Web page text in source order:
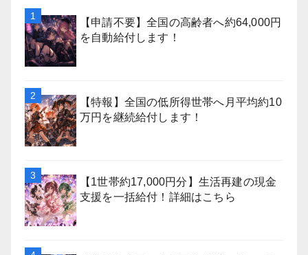
【申請不要】全国の高齢者へ約64,000円
を自動給付します！
【特報】全国の低所得世帯へ月平均約10
万円を継続給付します！
【1世帯約17,000円分】生活再建の現金
支援を一括給付！詳細はこちら